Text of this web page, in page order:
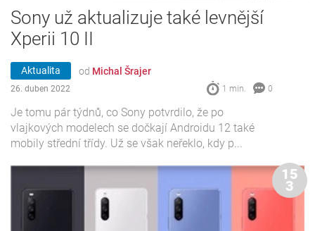
Sony už aktualizuje také levnější
Xperii 10 II
Aktualita od Michal Šrajer
26. duben 2022 1 min. 0
Je tomu pár týdnů, co Sony potvrdilo, že po
vlajkových modelech se dočkají Androidu 12 také
mobily střední třídy. Už se však neřeklo, kdy p...
15
3